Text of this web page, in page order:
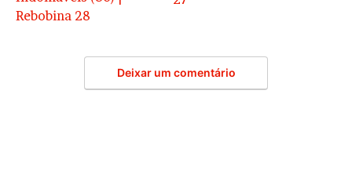
Rebobina 28
Deixar um comentário